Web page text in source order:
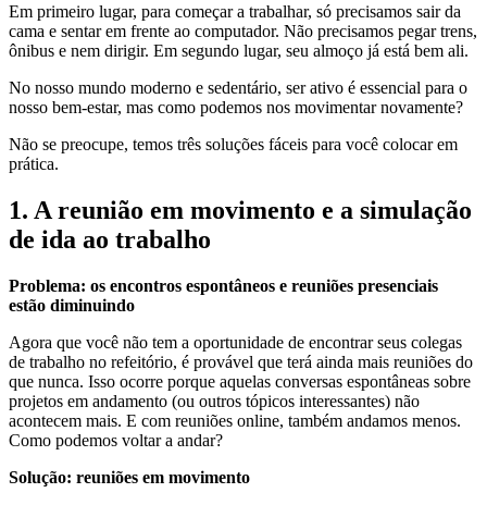
Em primeiro lugar, para começar a trabalhar, só precisamos sair da
cama e sentar em frente ao computador. Não precisamos pegar trens,
ônibus e nem dirigir. Em segundo lugar, seu almoço já está bem ali.
No nosso mundo moderno e sedentário, ser ativo é essencial para o
nosso bem-estar, mas como podemos nos movimentar novamente?
Não se preocupe, temos três soluções fáceis para você colocar em
prática.
1. A reunião em movimento e a simulação
de ida ao trabalho
Problema: os encontros espontâneos e reuniões presenciais
estão diminuindo
Agora que você não tem a oportunidade de encontrar seus colegas
de trabalho no refeitório, é provável que terá ainda mais reuniões do
que nunca. Isso ocorre porque aquelas conversas espontâneas sobre
projetos em andamento (ou outros tópicos interessantes) não
acontecem mais. E com reuniões online, também andamos menos.
Como podemos voltar a andar?
Solução: reuniões em movimento